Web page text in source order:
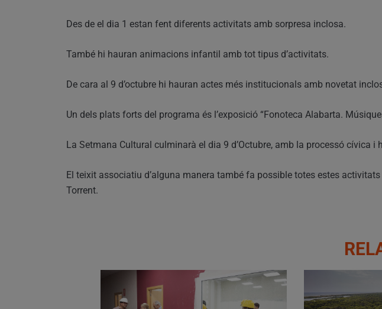
Des de el dia 1 estan fent diferents activitats amb sorpresa inclosa.
També hi hauran animacions infantil amb tot tipus d’activitats.
De cara al 9 d’octubre hi hauran actes més institucionals amb novetat
Un dels plats forts del programa és l’exposició “Fonoteca Alabarta.
La Setmana Cultural culminarà el dia 9 d’Octubre, amb la processó cívica i
El teixit associatiu d’alguna manera també fa possible totes estes activitats
Torrent.